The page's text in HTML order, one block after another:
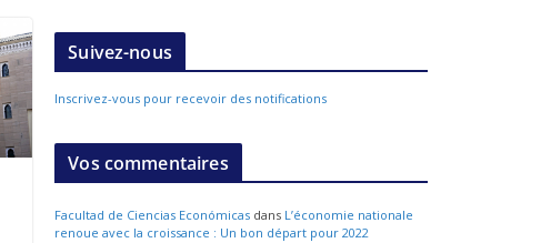
Suivez-nous
Inscrivez-vous pour recevoir des notifications
Vos commentaires
Facultad de Ciencias Económicas dans L’économie nationale
renoue avec la croissance : Un bon départ pour 2022